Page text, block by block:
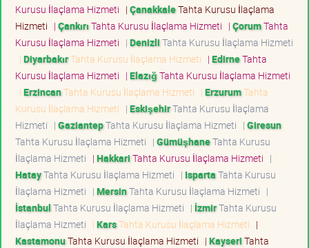
Kurusu İlaçlama Hizmeti | ÇanakkaleTahta Kurusu İlaçlama
Hizmeti | ÇankırıTahta Kurusu İlaçlama Hizmeti | ÇorumTahta
Kurusu İlaçlama Hizmeti | DenizliTahta Kurusu İlaçlama Hizmeti
| DiyarbakırTahta Kurusu İlaçlama Hizmeti | EdirneTahta
Kurusu İlaçlama Hizmeti | ElazığTahta Kurusu İlaçlama Hizmeti
| ErzincanTahta Kurusu İlaçlama Hizmeti | ErzurumTahta
Kurusu İlaçlama Hizmeti | EskişehirTahta Kurusu İlaçlama
Hizmeti | GaziantepTahta Kurusu İlaçlama Hizmeti | Giresun
Tahta Kurusu İlaçlama Hizmeti | GümüşhaneTahta Kurusu
İlaçlama Hizmeti | HakkariTahta Kurusu İlaçlama Hizmeti |
HatayTahta Kurusu İlaçlama Hizmeti | IspartaTahta Kurusu
İlaçlama Hizmeti | MersinTahta Kurusu İlaçlama Hizmeti |
İstanbulTahta Kurusu İlaçlama Hizmeti | İzmirTahta Kurusu
İlaçlama Hizmeti | KarsTahta Kurusu İlaçlama Hizmeti |
KastamonuTahta Kurusu İlaçlama Hizmeti | KayseriTahta